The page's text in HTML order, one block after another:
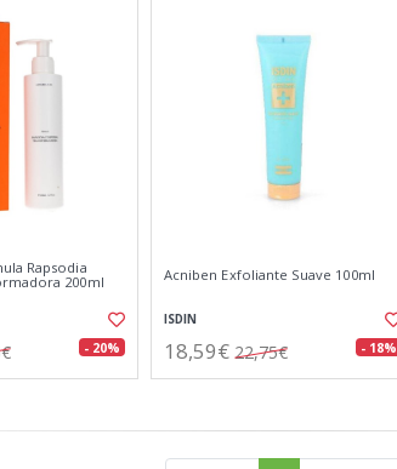
Rapsodia
200ml
- 20%
Acniben Exfoliante Suave 100ml
ISDIN
18,59€ 22,75€ - 18%